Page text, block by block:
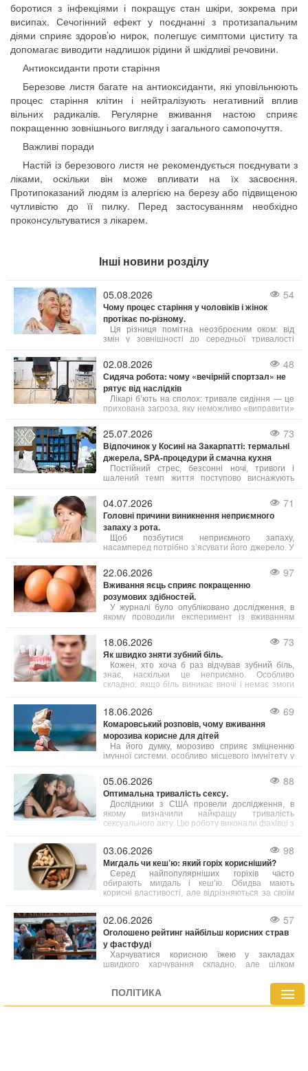
боротися з інфекціями і покращує стан шкіри, зокрема при
висипах. Сечогінний ефект у поєднанні з протизапальним
діями сприяє здоров’ю нирок, полегшує симптоми циститу та
допомагає виводити надлишок рідини й шкідливі речовини.
Антиоксиданти проти старіння
Березове листя багате на антиоксиданти, які уповільнюють
процес старіння клітин і нейтралізують негативний вплив
вільних радикалів. Регулярне вживання настою сприяє
покращенню зовнішнього вигляду і загального самопочуття.
Важливі поради
Настій із березового листя не рекомендується поєднувати з
ліками, оскільки він може впливати на їх засвоєння.
Протипоказаний людям із алергією на березу або підвищеною
чутливістю до її пилку. Перед застосуванням необхідно
проконсультуватися з лікарем.
Інші новини розділу
05.08.2026 54
Чому процес старіння у чоловіків і жінок
протікає по-різному.
Ця різниця помітна неозброєним оком: від
змін у зовнішності до середньої тривалості
біології, гормональному фоні та навіть у звичках,
які суспільство століттями культивувало у
представників обох статей. Давайте
розглянемо, чому це так, і що з цього можна
взяти на замітку.
02.08.2026 48
Сидяча робота: чому «вечірній спортзал» не
рятує від наслідків
Лікарі б’ють на сполох: тривале сидіння — це
прихована загроза, яку неможливо «виправити»
«активний ледар» — це людина, яка тренується
годину, але решту 23 години проводить без руху.
25.07.2026 73
Відпочинок у Косині на Закарпатті: термальні
джерела, SPA-процедури й смачна кухня
Постійний стрес, безсонні ночі, тривоги і
шалений темп життя поступово виснажують
відпочинок, де можна не просто розслабитись, а
й подбати про своє здоров’я. Косино на
Закарпатті — це один із таких кофортних
куточків, де завдяки цілющим термальним
водам, сучасним wellness- і SPA-програмам, а
також медичним послугам можна повністю
04.07.2026 71
Головні причини виникнення неприємного
запаху з рота.
Щоб позбутися неприємного запаху,
насамперед потрібно з’ясувати його джерело. У
активність сіркобактерій, що мешкають на язиці
і в гортані, які продукують леткі сполуки з різким
запахом.
22.06.2026 97
Вживання яєць сприяє покращенню
розумових здібностей.
У журналі було опубліковано дослідження, в
якому проводили експеримент із вживанням
Результати свідчать, що їжа з яйцями допомагає
підвищити інтелект, зокрема покращуючи
виконавчі когнітивні функції.
18.06.2026 73
Як швидко зняти зубний біль.
Кожен, хто хоча б раз відчував зубний біль,
знає, наскільки це неприємно. Особливо
складно, якщо біль виникає вночі і немає змоги
18.06.2026 69
Комаровський розповів, чому вживання
морозива корисне для дітей
На його думку, морозиво сприяє зміцненню
імунної системи, особливо місцевого імунітету у
Проте експерт підкреслює, що одне споживання
морозива на місяць не принесе бажаного
ефекту — необхідна постійність у вживанні.
05.06.2026 88
Оптимальна тривалість сексу.
Дослідники з США провели дослідження, в
якому визначили найкращу тривалість
сексуального акту. Цю роботу виконали фахівці з
03.06.2026 98
Мигдаль чи кеш’ю: який горіх корисніший?
Серед найпопулярніших горіхів часто
обирають мигдаль і кеш’ю. Обидва мають
корисні властивості, але відрізняються за своїм
потреб.
02.06.2026 57
Оголошено рейтинг найбільш корисних страв
у фастфуді
Харчуватися корисною їжею у закладах
швидкого харчування складно, але цілком
здорових варіантів фастфуду, які містять менше
калорій або багатіші на вітаміни й мінерали
ПОЛІТИКА